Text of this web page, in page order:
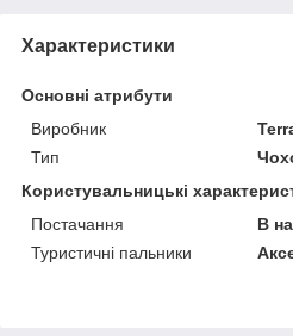
Характеристики
Основні атрибути
Виробник
Тип
Користувальницькі
Постачання
В
Туристичні пальники